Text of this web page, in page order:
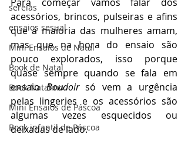
sereias
ensaios sesual
Mini Ensaios de Natal
Book de Natal
Book Natalino
Mini Ensaios de Páscoa
Book infantil de Páscoa
acessórios, brincos, pulseiras e afins
que a maioria das mulheres amam,
mas que na hora do ensaio são
pouco explorados, isso porque
quase sempre quando se fala em
ensaio Boudoir só vem a urgência
pelas lingeries e os acessórios são
algumas vezes esquecidos ou
deixadas de lado.